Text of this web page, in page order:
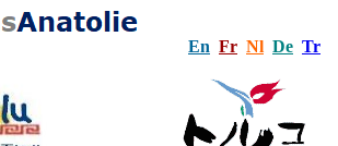
En Fr Nl De Tr